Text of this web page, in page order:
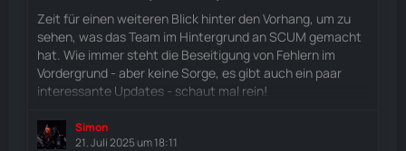
Zeit für einen weiteren Blick hinter den Vorhang, um zu
sehen, was das Team im Hintergrund an SCUM gemacht
hat. Wie immer steht die Beseitigung von Fehlern im
Vordergrund - aber keine Sorge, es gibt auch ein paar
interessante Updates - schaut mal rein!
Simon
21. Juli 2025 um 18:11